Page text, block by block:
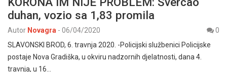
duhan, vozio sa 1,83 promila
Autor Novagra - 06/04/2020
0
SLAVONSKI BROD, 6. travnja 2020. -Policijski službenici Policijske
postaje Nova Gradiška, u okviru nadzornih djelatnosti, dana 4.
travnja, u 16…